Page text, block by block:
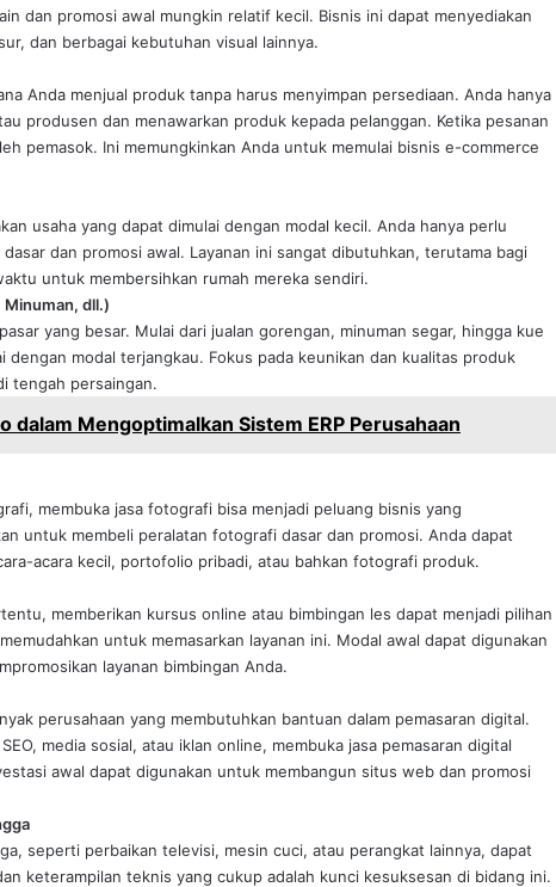
dan promosi awal mungkin relatif kecil. Bisnis ini dapat menyediakan
dan berbagai kebutuhan visual lainnya.
Anda menjual produk tanpa harus menyimpan persediaan. Anda hanya
produsen dan menawarkan produk kepada pelanggan. Ketika pesanan
pemasok. Ini memungkinkan Anda untuk memulai bisnis e-commerce
usaha yang dapat dimulai dengan modal kecil. Anda hanya perlu
dan promosi awal. Layanan ini sangat dibutuhkan, terutama bagi
untuk membersihkan rumah mereka sendiri.
Minuman, dll.)
yang besar. Mulai dari jualan gorengan, minuman segar, hingga kue
modal terjangkau. Fokus pada keunikan dan kualitas produk
tengah persaingan.
dalam Mengoptimalkan Sistem ERP Perusahaan
membuka jasa fotografi bisa menjadi peluang bisnis yang
untuk membeli peralatan fotografi dasar dan promosi. Anda dapat
acara kecil, portofolio pribadi, atau bahkan fotografi produk.
memberikan kursus online atau bimbingan les dapat menjadi pilihan
untuk memasarkan layanan ini. Modal awal dapat digunakan
layanan bimbingan Anda.
perusahaan yang membutuhkan bantuan dalam pemasaran digital.
media sosial, atau iklan online, membuka jasa pemasaran digital
awal dapat digunakan untuk membangun situs web dan promosi
seperti perbaikan televisi, mesin cuci, atau perangkat lainnya, dapat
keterampilan teknis yang cukup adalah kunci kesuksesan di bidang ini.